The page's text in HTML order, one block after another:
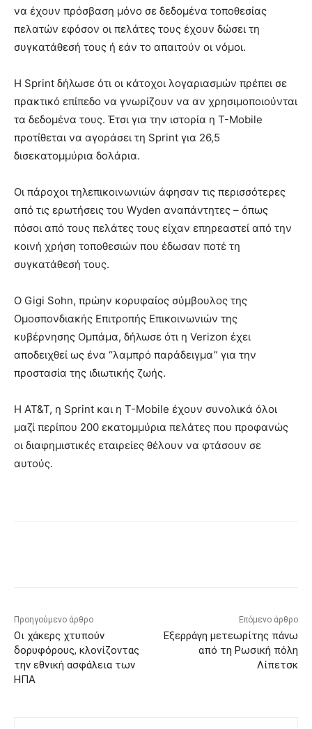
να έχουν πρόσβαση μόνο σε δεδομένα τοποθεσίας
πελατών εφόσον οι πελάτες τους έχουν δώσει τη
συγκατάθεσή τους ή εάν το απαιτούν οι νόμοι.
Η Sprint δήλωσε ότι οι κάτοχοι λογαριασμών πρέπει σε
πρακτικό επίπεδο να γνωρίζουν να αν χρησιμοποιούνται
τα δεδομένα τους. Έτσι για την ιστορία η T-Mobile
προτίθεται να αγοράσει τη Sprint για 26,5
δισεκατομμύρια δολάρια.
Οι πάροχοι τηλεπικοινωνιών άφησαν τις περισσότερες
από τις ερωτήσεις του Wyden αναπάντητες – όπως
πόσοι από τους πελάτες τους είχαν επηρεαστεί από την
κοινή χρήση τοποθεσιών που έδωσαν ποτέ τη
συγκατάθεσή τους.
Ο Gigi Sohn, πρώην κορυφαίος σύμβουλος της
Ομοσπονδιακής Επιτροπής Επικοινωνιών της
κυβέρνησης Ομπάμα, δήλωσε ότι η Verizon έχει
αποδειχθεί ως ένα “λαμπρό παράδειγμα” για την
προστασία της ιδιωτικής ζωής.
Η AT&T, η Sprint και η T-Mobile έχουν συνολικά όλοι
μαζί περίπου 200 εκατομμύρια πελάτες που προφανώς
οι διαφημιστικές εταιρείες θέλουν να φτάσουν σε
αυτούς.
Προηγούμενο άρθρο
Οι χάκερς χτυπούν
δορυφόρους, κλονίζοντας
την εθνική ασφάλεια των
ΗΠΑ
Επόμενο άρθρο
Εξερράγη μετεωρίτης πάνω
από τη Ρωσική πόλη
Λίπετσκ